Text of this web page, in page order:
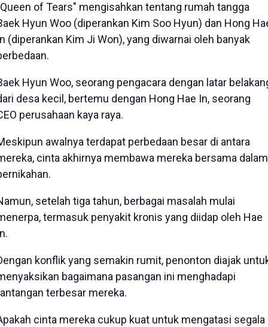
of Tears" mengisahkan tentang rumah tangga
Hyun Woo (diperankan Kim Soo Hyun) dan Hong
(diperankan Kim Ji Won), yang diwarnai oleh banyak
Hyun Woo, seorang pengacara dengan latar
desa kecil, bertemu dengan Hong Hae In, seorang
perusahaan kaya raya.
awalnya terdapat perbedaan besar di antara
cinta akhirnya membawa mereka bersama dalam
setelah tiga tahun, berbagai masalah mulai
termasuk penyakit kronis yang diidap oleh Hae
konflik yang semakin rumit, penonton diajak
bagaimana pasangan ini menghadapi
terbesar mereka.
cinta mereka cukup kuat untuk mengatasi segala